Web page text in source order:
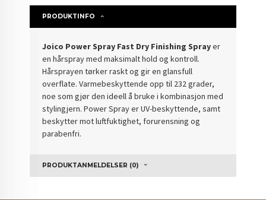
PRODUKTINFO
Joico Power Spray Fast Dry Finishing Sprayer
en hårspray med maksimalt hold og kontroll.
Hårsprayen tørker raskt og gir en glansfull
overflate. Varmebeskyttende opp til 232 grader,
noe som gjør den ideell å bruke i kombinasjon med
stylingjern. Power Spray er UV-beskyttende, samt
beskytter mot luftfuktighet, forurensning og
parabenfri.
PRODUKTANMELDELSER (0)